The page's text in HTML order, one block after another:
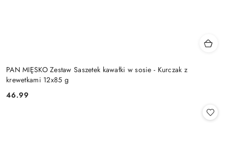
PAN MIĘSKO Zestaw Saszetek kawałki w sosie - Kurczak z
krewetkami 12x85 g
Cena:
46.99